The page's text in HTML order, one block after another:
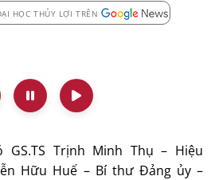
HỌC THỦY LỢI TRÊN
Trịnh Minh Thụ – Hiệu
Hữu Huế – Bí thư Đảng ủy –